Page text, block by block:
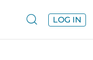
LOG IN